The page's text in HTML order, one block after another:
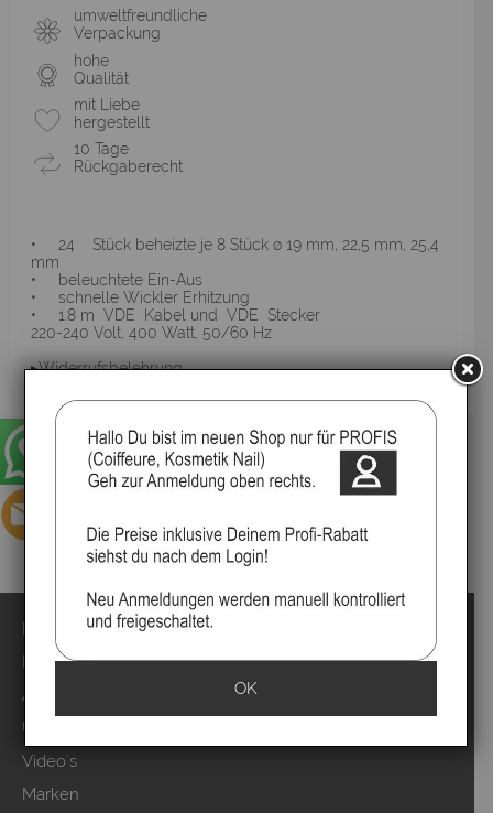
umweltfreundliche
Verpackung
hohe
Qualität
mit Liebe
hergestellt
10 Tage
Rückgaberecht
• 24 Stück beheizte je 8 Stück ø 19 mm, 22,5 mm, 25,4
mm
• beleuchtete Ein-Aus
• schnelle Wickler Erhitzung
• 1.8 m VDE Kabel und VDE Stecker
220-240 Volt, 400 Watt, 50/60 Hz
▸Widerrufsbelehrung
Impressum
Kontakt
Anmelden
Über uns
Video`s
Marken
OK